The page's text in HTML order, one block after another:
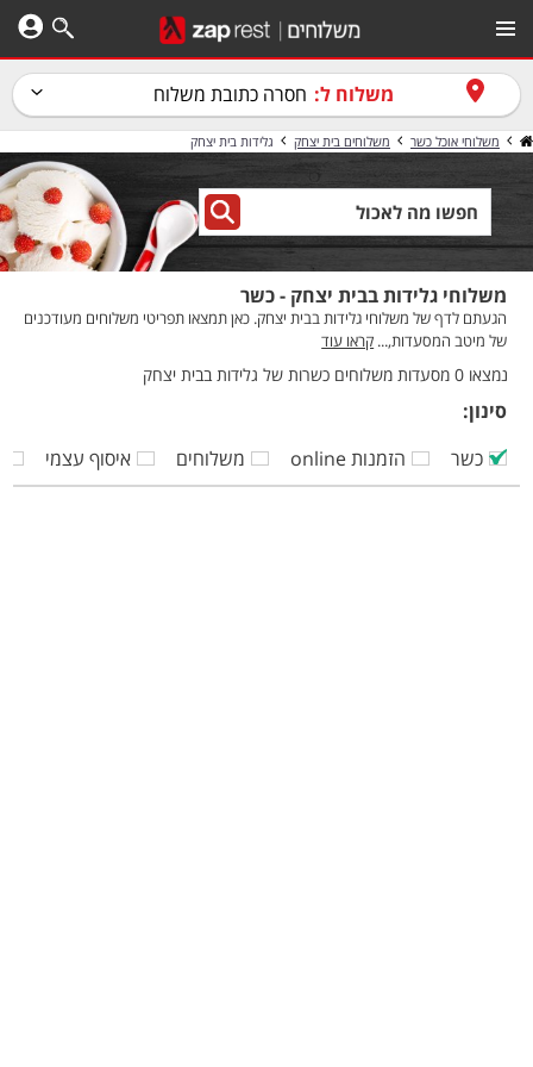
משלוח ל: חסרה כתובת משלוח
משלוחי אוכל כשר משלוחים בית יצחק גלידות בית יצחק
משלוחי גלידות בבית יצחק - כשר
הגעתם לדף של משלוחי גלידות בבית יצחק. כאן תמצאו תפריטי משלוחים מעודכנים
של מיטב המסעדות,... קראו עוד
נמצאו 0 מסעדות משלוחים כשרות של גלידות בבית יצחק
סינון:
כשר
הזמנות online משלוחים איסוף עצמי